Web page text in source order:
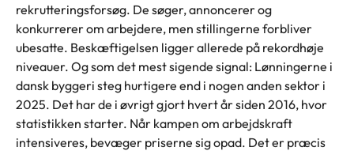
rekrutteringsforsøg. De søger, annoncerer og
konkurrerer om arbejdere, men stillingerne forbliver
ubesatte. Beskæftigelsen ligger allerede på rekordhøje
niveauer. Og som det mest sigende signal: Lønningerne i
dansk byggeri steg hurtigere end i nogen anden sektor i
2025. Det har de i øvrigt gjort hvert år siden 2016, hvor
statistikken starter. Når kampen om arbejdskraft
intensiveres, bevæger priserne sig opad. Det er præcis